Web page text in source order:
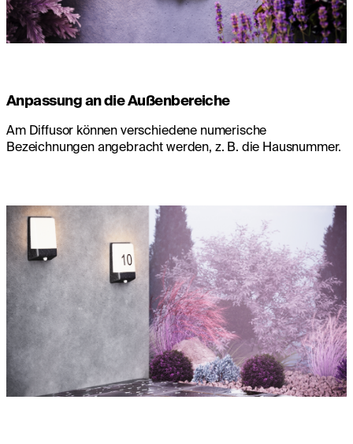
Anpassung an die Außenbereiche
Am Diffusor können verschiedene numerische
Bezeichnungen angebracht werden, z. B. die Hausnummer.